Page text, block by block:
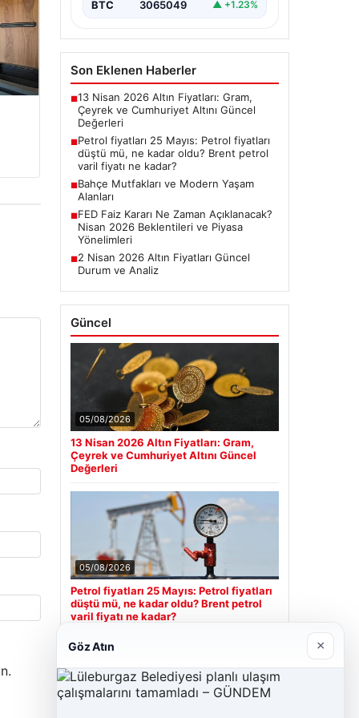
BTC 3065049 ▲ +1.23%
Son Eklenen Haberler
■13 Nisan 2026 Altın Fiyatları: Gram,
Çeyrek ve Cumhuriyet Altını Güncel
Değerleri
■Petrol fiyatları 25 Mayıs: Petrol fiyatları
düştü mü, ne kadar oldu? Brent petrol
varil fiyatı ne kadar?
■Bahçe Mutfakları ve Modern Yaşam
Alanları
■FED Faiz Kararı Ne Zaman Açıklanacak?
Nisan 2026 Beklentileri ve Piyasa
Yönelimleri
■2 Nisan 2026 Altın Fiyatları Güncel
Durum ve Analiz
Güncel
05/08/2026
13 Nisan 2026 Altın Fiyatları: Gram,
Çeyrek ve Cumhuriyet Altını Güncel
Değerleri
05/08/2026
Petrol fiyatları 25 Mayıs: Petrol fiyatları
düştü mü, ne kadar oldu? Brent petrol
varil fiyatı ne kadar?
Son Eklenen Firmalar
Göz Atın ×